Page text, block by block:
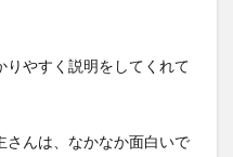
りやすく説明をしてくれて
さんは、なかなか面白いで